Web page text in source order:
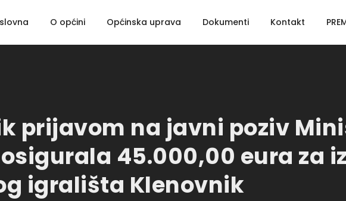
O općini Općinska uprava Dokumenti Kontakt
prijavom na javni poziv
45.000,00 eura za
igrališta Klenovnik